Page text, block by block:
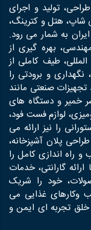
تولید و اجرای
شاپ، هتل و کترینگ،
به شمار می رود.
بهره گیری از
طیف کاملی از
و برودتی را
تجهیزات صنعتی مانند
خمیر و دستگاه های
لوازم فست فود،
را نیز ارائه می
پلان آشپزخانه،
راه اندازی کامل را
گارانتی، خدمات
خود را شریک
وکارهای غذایی می
خلق تجربه ای ایمن و